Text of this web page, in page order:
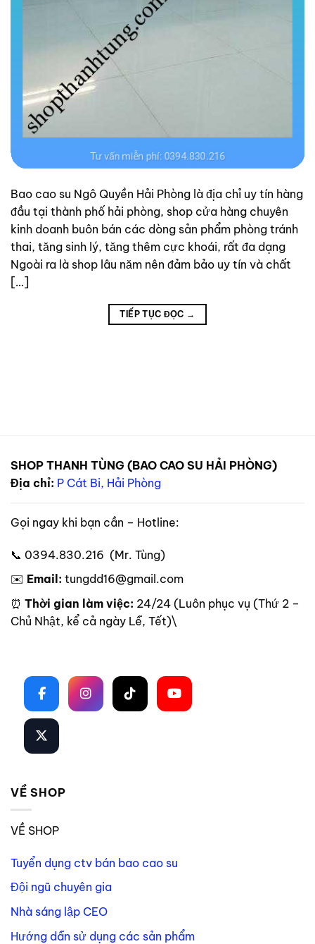
Bao cao su Ngô Quyền Hải Phòng là địa chỉ uy tín hàng
đầu tại thành phố hải phòng, shop cửa hàng chuyên
kinh doanh buôn bán các dòng sản phẩm phòng tránh
thai, tăng sinh lý, tăng thêm cực khoái, rất đa dạng
Ngoài ra là shop lâu năm nên đảm bảo uy tín và chất
[…]
TIẾP TỤC ĐỌC →
SHOP THANH TÙNG (BAO CAO SU HẢI PHÒNG)
Địa chỉ: P Cát Bi, Hải Phòng
Gọi ngay khi bạn cần – Hotline:
📞 0394.830.216 (Mr. Tùng)
✉️ Email: tungdd16@gmail.com
⏰ Thời gian làm việc: 24/24 (Luôn phục vụ (Thứ 2 –
Chủ Nhật, kể cả ngày Lễ, Tết)\
VỀ SHOP
VỀ SHOP
Tuyển dụng ctv bán bao cao su
Đội ngũ chuyên gia
Nhà sáng lập CEO
Hướng dẫn sử dụng các sản phẩm